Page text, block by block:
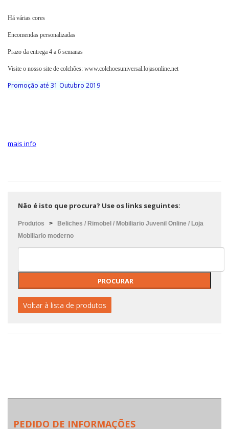
Há várias cores
Encomendas personalizadas
Prazo da entrega 4 a 6 semanas
Visite o nosso site de colchões: www.colchoesuniversal.lojasonline.net
Promoção até 31 Outubro 2019
mais info
Não é isto que procura? Use os links seguintes:
Produtos >
Beliches / Rimobel / Mobiliario Juvenil Online / Loja
Mobiliario moderno
Voltar à lista de produtos
PEDIDO DE INFORMAÇÕES